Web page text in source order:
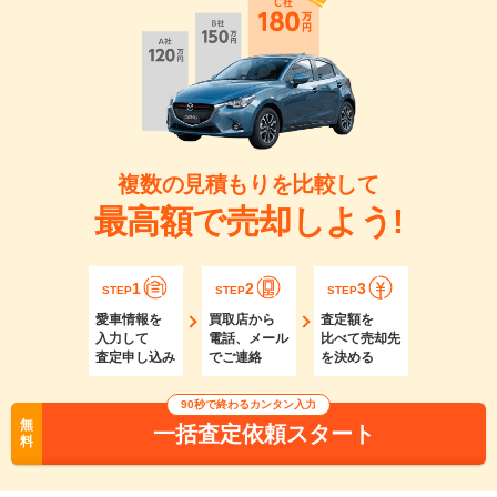
複数の見積もりを比較して
最高額で売却しよう!
STEP1
愛車情報を
入力して
査定申し込み
STEP2
買取店から
電話、メール
でご連絡
STEP3
査定額を
比べて売却先
を決める
無
料
90秒で終わるカンタン入力
一括査定依頼スタート